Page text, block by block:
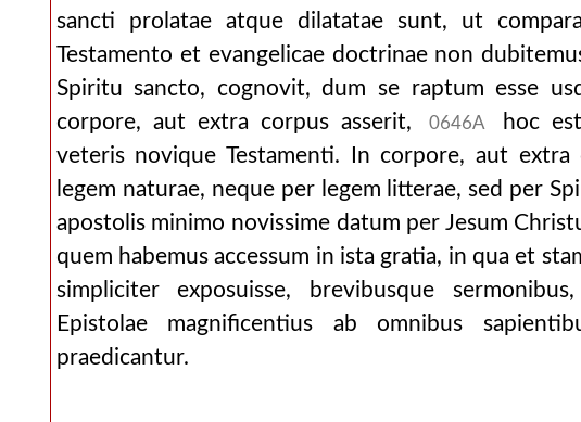
sancti prolatae atque dilatatae sunt, ut
Testamento et evangelicae doctrinae non
Spiritu sancto, cognovit, dum se raptum esse
corpore, aut extra corpus asserit,
0646A
hoc
veteris novique Testamenti. In corpore, aut
legem naturae, neque per legem litterae, sed per
apostolis minimo novissime datum per Jesum
quem habemus accessum in ista gratia, in qua et
simpliciter exposuisse, brevibusque
Epistolae magnificentius ab omnibus
praedicantur.